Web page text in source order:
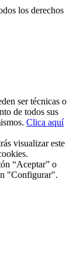
los derechos
ser técnicas o
de todos sus
Clica aquí
visualizar este
“Aceptar” o
"Configurar".